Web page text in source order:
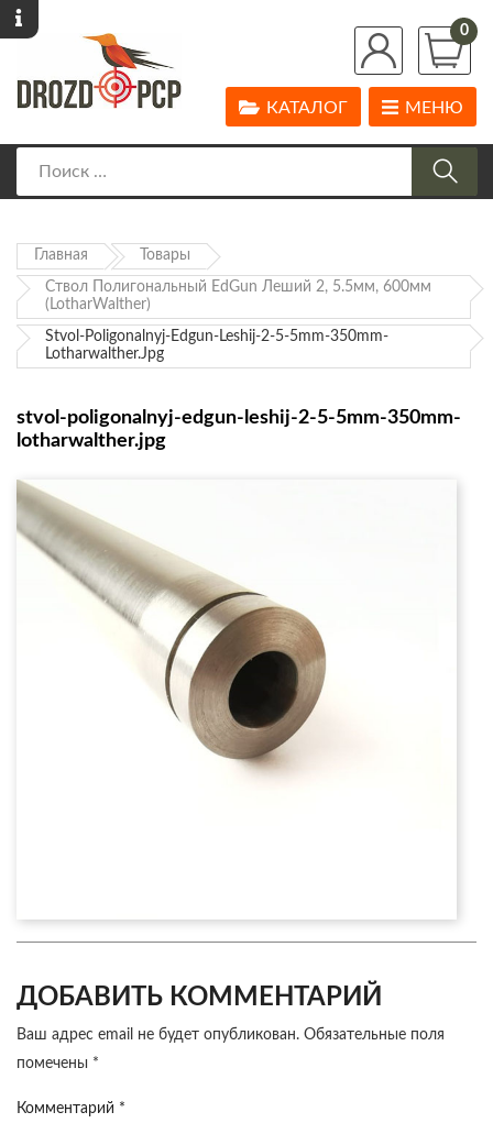
0
МЕНЮ
КАТАЛОГ
Главная Товары
Ствол Полигональный EdGun Леший 2, 5.5мм, 600мм
(LotharWalther)
Stvol-Poligonalnyj-Edgun-Leshij-2-5-5mm-350mm-
Lotharwalther.jpg
stvol-poligonalnyj-edgun-leshij-2-5-5mm-350mm-
lotharwalther.jpg
ДОБАВИТЬ КОММЕНТАРИЙ
Ваш адрес email не будет опубликован. Обязательные поля
помечены *
Комментарий *